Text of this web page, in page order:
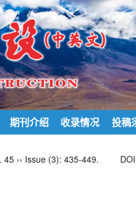
期刊介绍 收录情况 投稿
45 ›› Issue (3): 435-449.